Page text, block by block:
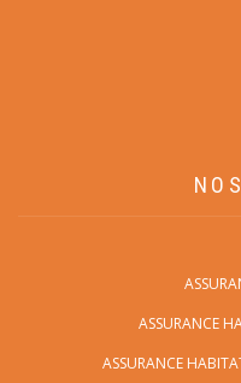
ASSURANCE
ASSURANCE